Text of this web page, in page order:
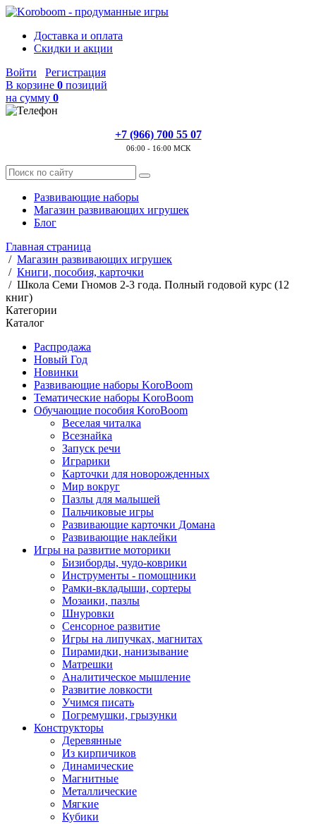
Доставка и оплата
Скидки и акции
Войти
Регистрация
В корзине 0 позиций
на сумму 0
+7 (966) 700 55 07
06:00 - 16:00 МСК
Развивающие наборы
Магазин развивающих игрушек
Блог
Главная страница
/ Магазин развивающих игрушек
/ Книги, пособия, карточки
/ Школа Семи Гномов 2-3 года. Полный годовой курс (12
книг)
Категории
Каталог
Распродажа
Новый Год
Новинки
Развивающие наборы KoroBoom
Тематические наборы KoroBoom
Обучающие пособия KoroBoom
Веселая читалка
Всезнайка
Запуск речи
Играрики
Карточки для новорожденных
Мир вокруг
Пазлы для малышей
Пальчиковые игры
Развивающие карточки Домана
Развивающие наклейки
Игры на развитие моторики
Бизиборды, чудо-коврики
Инструменты - помощники
Рамки-вкладыши, сортеры
Мозаики, пазлы
Шнуровки
Сенсорное развитие
Игры на липучках, магнитах
Пирамидки, нанизывание
Матрешки
Аналитическое мышление
Развитие ловкости
Учимся писать
Погремушки, грызунки
Конструкторы
Деревянные
Из кирпичиков
Динамические
Магнитные
Металлические
Мягкие
Кубики